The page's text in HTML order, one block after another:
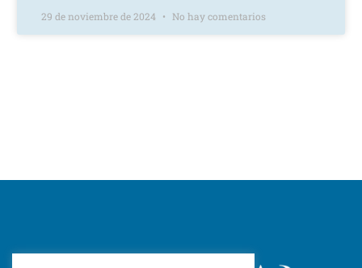
29 de noviembre de 2024 No hay comentarios